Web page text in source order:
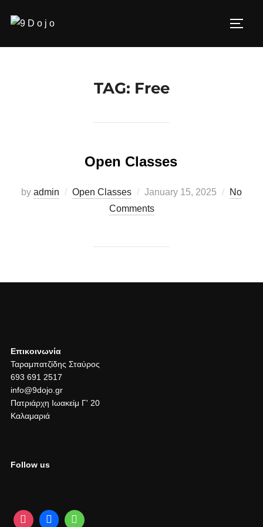
TAG: Free
Open Classes
by admin Open Classes
Posted
on
January 15, 2025
No
Comments
Επικοινωνία
Ταραμπατζίδης Σταύρος
693 691 2517
info@9dojo.gr
Πατριάρχη Ιωακείμ Γ' 20
Καλαμαριά
Follow us